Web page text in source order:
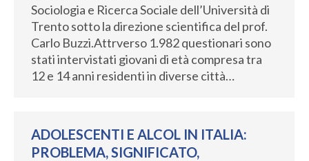
Sociologia e Ricerca Sociale dell’Università di
Trento sotto la direzione scientifica del prof.
Carlo Buzzi.Attrverso 1.982 questionari sono
stati intervistati giovani di età compresa tra
12 e 14 anni residenti in diverse città…
ADOLESCENTI E ALCOL IN ITALIA:
PROBLEMA, SIGNIFICATO,